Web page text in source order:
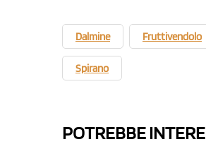
Dalmine Fruttivendolo
Spirano
POTREBBE